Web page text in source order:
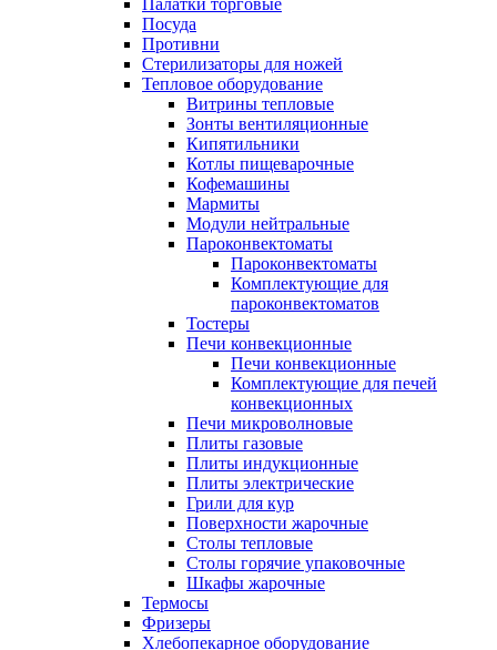
Палатки торговые
Посуда
Противни
Стерилизаторы для ножей
Тепловое оборудование
Витрины тепловые
Зонты вентиляционные
Кипятильники
Котлы пищеварочные
Кофемашины
Мармиты
Модули нейтральные
Пароконвектоматы
Пароконвектоматы
Комплектующие для
пароконвектоматов
Тостеры
Печи конвекционные
Печи конвекционные
Комплектующие для печей
конвекционных
Печи микроволновые
Плиты газовые
Плиты индукционные
Плиты электрические
Грили для кур
Поверхности жарочные
Столы тепловые
Столы горячие упаковочные
Шкафы жарочные
Термосы
Фризеры
Хлебопекарное оборудование